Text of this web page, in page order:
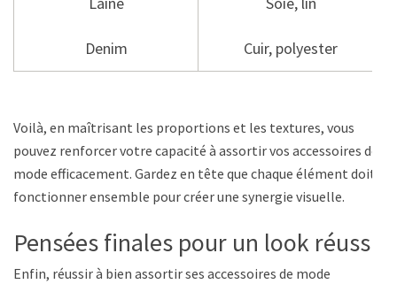
Denim Cuir, polyester
Voilà, en maîtrisant les proportions et les textures, vous
pouvez renforcer votre capacité à assortir vos accessoires de
mode efficacement. Gardez en tête que chaque élément doit
fonctionner ensemble pour créer une synergie visuelle.
Pensées finales pour un look réussi
Enfin, réussir à bien assortir ses accessoires de mode